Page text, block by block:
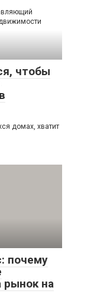
чтобы
домах, хватит
почему
рынок на